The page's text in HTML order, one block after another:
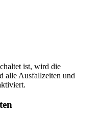
ist, wird die
alle Ausfallzeiten und